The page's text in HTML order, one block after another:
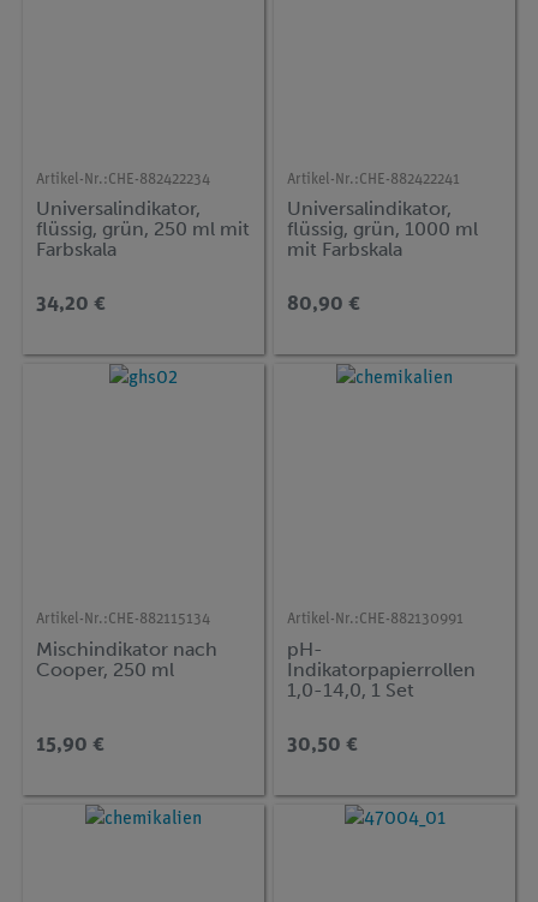
Artikel-Nr.:CHE-882422234
Universalindikator,
flüssig, grün, 250 ml mit
Farbskala
34,20 €
Artikel-Nr.:CHE-882422241
Universalindikator,
flüssig, grün, 1000 ml
mit Farbskala
80,90 €
Artikel-Nr.:CHE-882115134
Mischindikator nach
Cooper, 250 ml
15,90 €
Artikel-Nr.:CHE-882130991
pH-
Indikatorpapierrollen
1,0-14,0, 1 Set
30,50 €